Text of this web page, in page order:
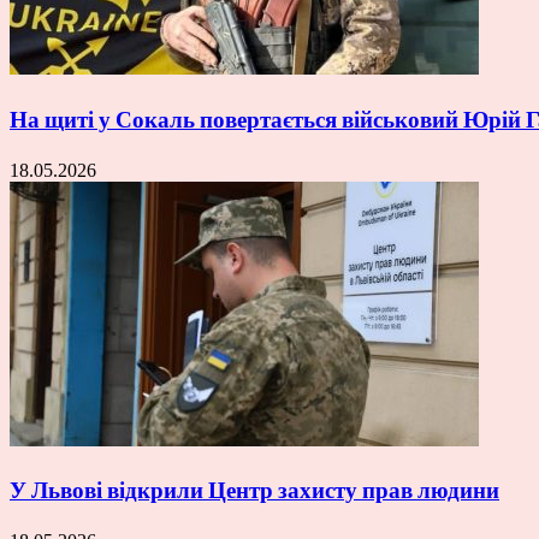
На щиті у Сокаль повертається військовий Юрій
18.05.2026
У Львові відкрили Центр захисту прав людини